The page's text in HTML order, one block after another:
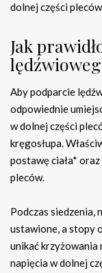
dolnej części
Jak
Aby podparcie
odpowiednie
w dolnej części
kręgosłupa.
postawę ciała*
pleców.
Podczas siedzenia,
ustawione, a stopy
unikać krzyżowania
napięcia w dolnej